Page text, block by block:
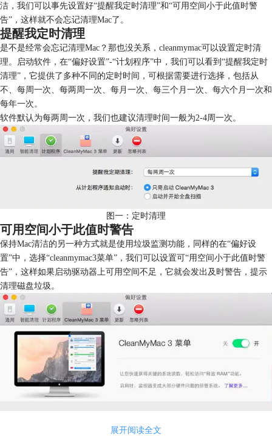
洁，我们可以事先设置好“提醒我定时清理”和“可用空间小于此值时警
告”，这样就不会忘记清理Mac了。
提醒我定时清理
是不是经常会忘记清理Mac？那也没关系，cleanmymac可以设置定时清
理。启动软件，在“偏好设置”-“计划程序”中，我们可以看到“提醒我定时
清理”，它提供了多种不同的定时时间，可根据需要进行选择，包括从
不、每周一次、每两周一次、每月一次、每三个月一次、每六个月一次和
每年一次。
软件默认为每两周一次，我们也建议清理时间一般为2-4周一次。
图一：定时清理
可用空间小于此值时警告
保持Mac清洁的另一种方式就是使用垃圾监测功能，同样的在“偏好设
置”中，选择“cleanmymac3菜单”，我们可以设置可“用空间小于此值时警
告”，这样如果启动驱动器上可用空间不足，它就会发出及时警告，提示
清理磁盘垃圾。
展开阅读全文